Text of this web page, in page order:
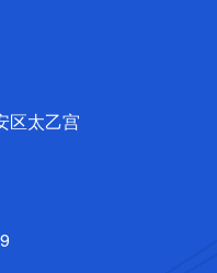
区太乙宫